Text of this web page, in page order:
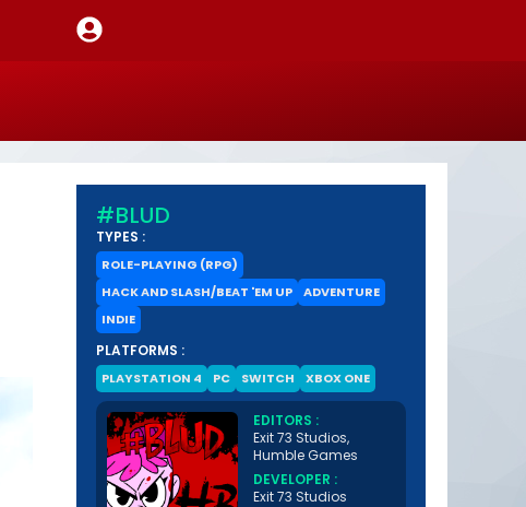
#BLUD
TYPES :
ROLE-PLAYING (RPG)
HACK AND SLASH/BEAT 'EM UP
ADVENTURE
INDIE
PLATFORMS :
PLAYSTATION 4 PC SWITCH XBOX ONE
EDITORS :
Exit 73 Studios,
Humble Games
DEVELOPER :
Exit 73 Studios